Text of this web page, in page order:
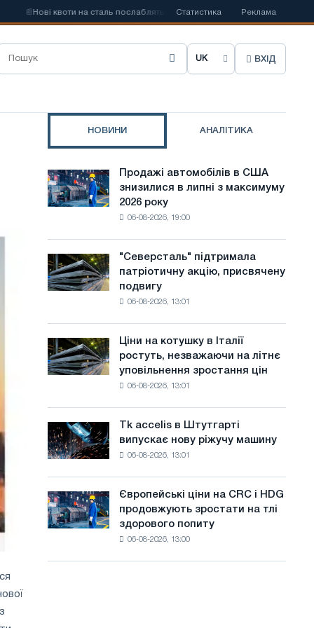
Нові квоти на сталь послаблять конкуренцію в Сполученому Королівстві
Статистика Реклама
О
р
и
в
у
с
а
й
т
ВХІД
НОВИНИ АНАЛІТИКА
Продажі
автомобілів
в
липні
з
року
Продажі автомобілів в США
знизилися в липні з максимуму
2026 року
06-08-2026, 19:00
"Северсталь"
підтримала
патріотичну
радянської
авіації
Великої
Вітчизняної
війни
"Северсталь" підтримала
патріотичну акцію, присвячену
подвигу
06-08-2026, 13:01
Ціни
на
котушку
незважаючи
на
уповільнення
зростання
цін
Ціни на котушку в Італії
ростуть, незважаючи на літнє
уповільнення зростання цін
06-08-2026, 13:01
Tk
accelis
в
нову
ріжучу
Tk accelis в Штутгарті
випускає нову ріжучу машину
06-08-2026, 13:01
Європейські
ціни
на
Європейські ціни на CRC і HDG
продовжують зростати на тлі
здорового попиту
06-08-2026, 13:00